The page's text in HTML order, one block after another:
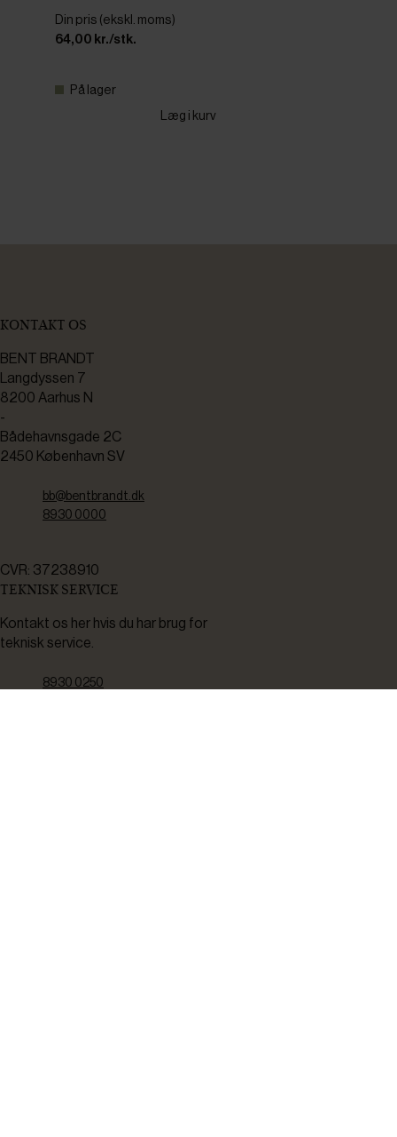
Din pris (ekskl. moms)
64,00 kr./stk.
På lager
Læg i kurv
KONTAKT OS
BENT BRANDT
Langdyssen 7
8200 Aarhus N
-
Bådehavnsgade 2C
2450 København SV
bb@bentbrandt.dk
8930 0000
CVR: 37238910
TEKNISK SERVICE
Kontakt os her hvis du har brug for
teknisk service.
8930 0250